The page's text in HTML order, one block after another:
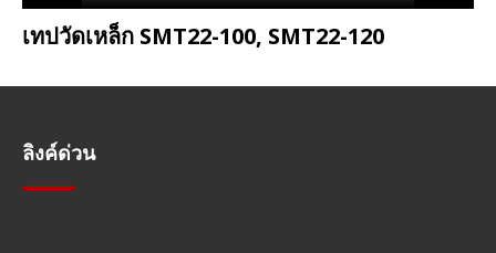
เทปวัดเหล็ก SMT22-100, SMT22-120
ลิงค์ด่วน